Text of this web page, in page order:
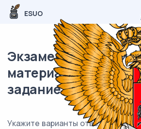
ESUO
Экзаменационный
материал ЕГЭ /
задание (24) / 103
Укажите варианты ответов, в